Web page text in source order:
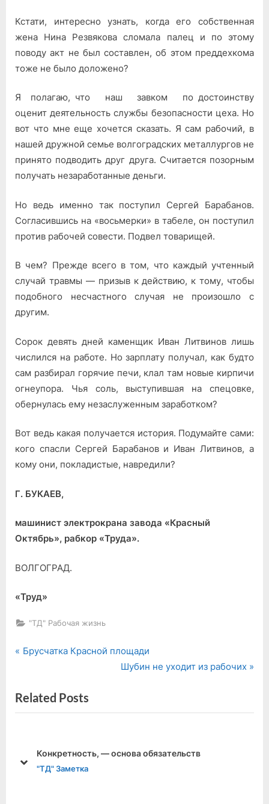
Кстати, интересно узнать, когда его собственная
жена Нина Резвя­кова сломала палец и по этому
поводу акт не был составлен, об этом преддехкома
тоже не было доло­жено?
Я полагаю, что наш завком по достоинству
оценит деятельность службы безопасности цеха. Но
вот что мне еще хочется сказать. Я сам рабочий, в
нашей дружной семье волгоградских металлургов не
приня­то подводить друг друга. Считается позорным
получать незаработанные деньги.
Но ведь именно так поступил Сергей Барабанов.
Согласившись на «восьмерки» в табеле, он поступил
против рабочей совести. Подвел то­варищей.
В чем? Прежде всего в том, что каждый учтенный
случай травмы — призыв к действию, к тому, чтобы
подобного несчастного случая не произошло с
другим.
Сорок девять дней каменщик Иван Литвинов лишь
числился на работе. Но зарплату получал, как будто
сам разбирал горячие печи, клал там новые кирпичи
огнеупора. Чья соль, выступившая на спецовке,
обернулась ему незаслуженным за­работком?
Вот ведь какая получается исто­рия. Подумайте сами:
кого спасли Сергей Барабанов и Иван Литвинов, а
кому они, покладистые, навре­дили?
Г. БУКАЕВ,
машинист электрокрана за­вода «Красный
Октябрь», рабкор «Труда».
ВОЛГОГРАД.
«Труд»
"ТД" Рабочая жизнь
Навигация
записям
P
v
i
s
Брусчатка Красной площади
N
t
s
Шубин не уходит из рабочих
Related Posts
Конкретность, — основа обязательств
"ТД" Заметка
prev
next